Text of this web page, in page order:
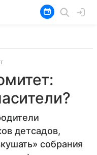
детсадов,
собрания